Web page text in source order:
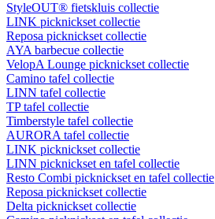
StyleOUT® fietskluis collectie
LINK picknickset collectie
Reposa picknickset collectie
AYA barbecue collectie
VelopA Lounge picknickset collectie
Camino tafel collectie
LINN tafel collectie
TP tafel collectie
Timberstyle tafel collectie
AURORA tafel collectie
LINK picknickset collectie
LINN picknickset en tafel collectie
Resto Combi picknickset en tafel collectie
Reposa picknickset collectie
Delta picknickset collectie